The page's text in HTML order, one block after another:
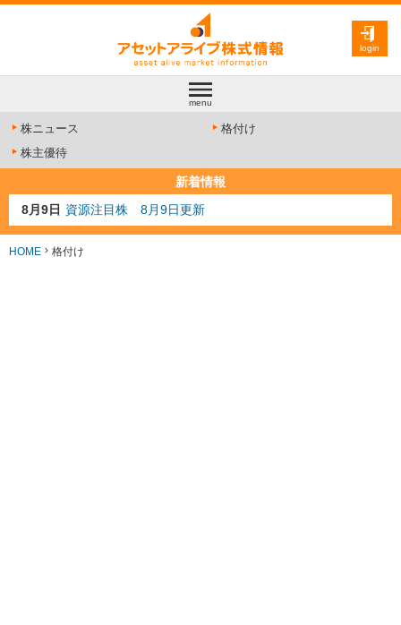
login
menu
株ニュース
格付け
株主優待
新着情報
8月9日 資源注目株 8月9日更新
8月4日 AI注目株 8月4日更新
8月3日 人気業種注目株 8月3日更新
HOME 格付け